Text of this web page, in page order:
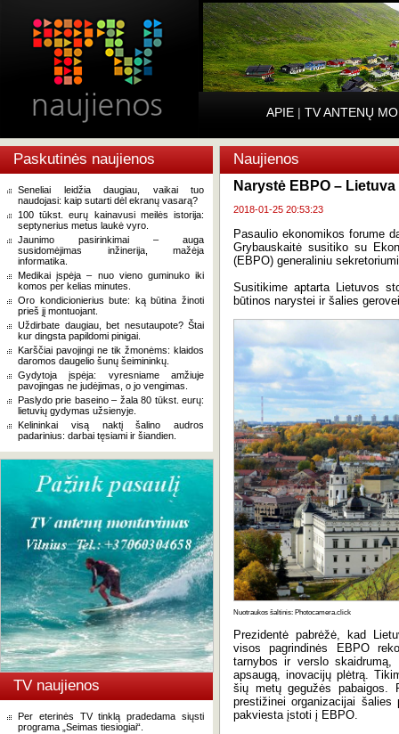
APIE | TV ANTENŲ
Paskutinės naujienos
Seneliai leidžia daugiau, vaikai tuo
naudojasi: kaip sutarti dėl ekranų vasarą?
100 tūkst. eurų kainavusi meilės istorija:
septynerius metus laukė vyro.
Jaunimo pasirinkimai – auga
susidomėjimas inžinerija, mažėja
informatika.
Medikai įspėja – nuo vieno guminuko iki
komos per kelias minutes.
Oro kondicionierius bute: ką būtina žinoti
prieš jį montuojant.
Uždirbate daugiau, bet nesutaupote? Štai
kur dingsta papildomi pinigai.
Karščiai pavojingi ne tik žmonėms: klaidos
daromos daugelio šunų šeimininkų.
Gydytoja įspėja: vyresniame amžiuje
pavojingas ne judėjimas, o jo vengimas.
Paslydo prie baseino – žala 80 tūkst. eurų:
lietuvių gydymas užsienyje.
Kelininkai visą naktį šalino audros
padarinius: darbai tęsiami ir šiandien.
TV naujienos
Per eterinės TV tinklą pradedama siųsti
programa „Seimas tiesiogiai“.
Naujienos
Narystė EBPO –
2018-01-25 20:53:23
Pasaulio ekonomikos forume
Grybauskaitė susitiko su
(EBPO) generaliniu
Susitikime aptarta Lietuvos
būtinos narystei ir šalies
Nuotraukos šaltinis: Photocamera.click
Prezidentė pabrėžė, kad
visos pagrindinės EBPO
tarnybos ir verslo
apsaugą, inovacijų plėtrą.
šių metų gegužės pabaigos.
prestižinei organizacijai
pakviesta įstoti į EBPO.